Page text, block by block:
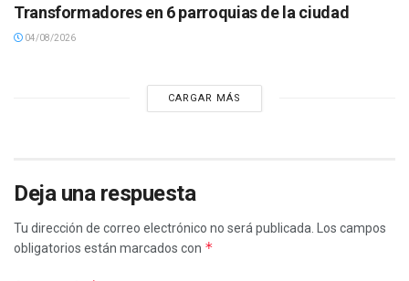
Transformadores en 6 parroquias de la ciudad
04/08/2026
CARGAR MÁS
Deja una respuesta
Tu dirección de correo electrónico no será publicada.
Los campos
obligatorios están marcados con *